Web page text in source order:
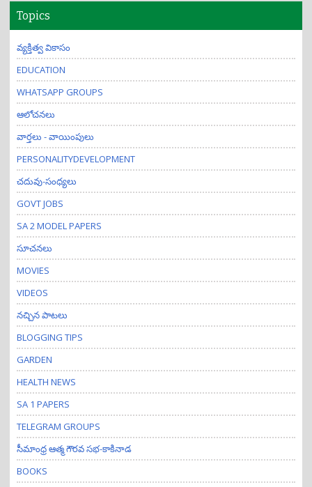
Topics
వ్యక్తిత్వ వికాసం
EDUCATION
WHATSAPP GROUPS
ఆలోచనలు
వార్తలు - వాయింపులు
PERSONALITYDEVELOPMENT
చదువు-సంధ్యలు
GOVT JOBS
SA 2 MODEL PAPERS
సూచనలు
MOVIES
VIDEOS
నచ్చిన పాటలు
BLOGGING TIPS
GARDEN
HEALTH NEWS
SA 1 PAPERS
TELEGRAM GROUPS
సీమాంధ్ర ఆత్మ గౌరవ సభ-కాకినాడ
BOOKS